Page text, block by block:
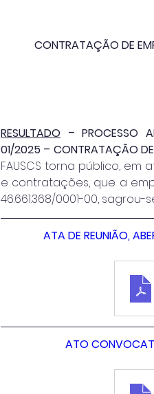
CONTRATAÇÃO DE
RESULTADO – PROCESSO
01/2025 – CONTRATAÇÃO DE
FAUSCS torna público,
e contratações, que a
46.661.368/0001-00,
ATA DE REUNIÃO,
ATO